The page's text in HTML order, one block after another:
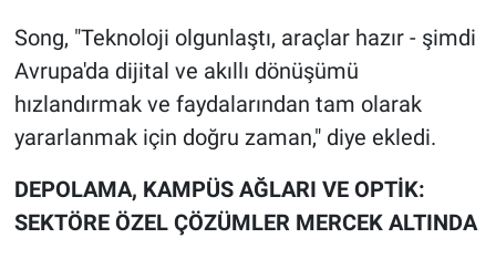
Song, "Teknoloji olgunlaştı, araçlar hazır - şimdi
Avrupa'da dijital ve akıllı dönüşümü
hızlandırmak ve faydalarından tam olarak
yararlanmak için doğru zaman," diye ekledi.
DEPOLAMA, KAMPÜS AĞLARI VE OPTİK:
SEKTÖRE ÖZEL ÇÖZÜMLER MERCEK ALTINDA